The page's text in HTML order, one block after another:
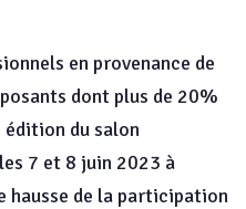
en provenance de
dont plus de 20%
du salon
7 et 8 juin 2023 à
hausse de la participation